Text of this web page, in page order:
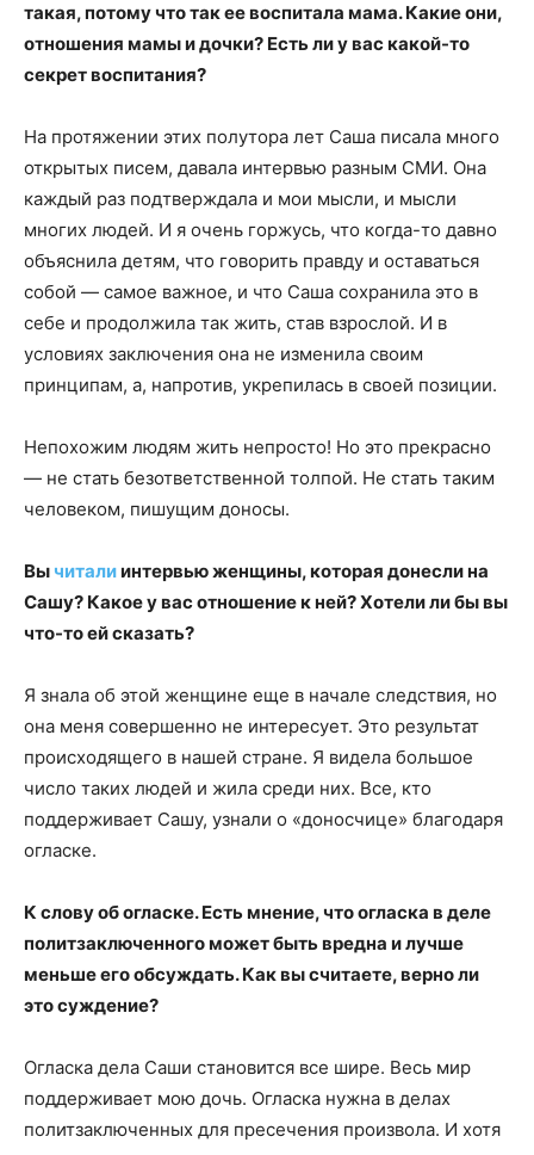
такая, потому что так ее воспитала мама. Какие они,
отношения мамы и дочки? Есть ли у вас какой-то
секрет воспитания?
На протяжении этих полутора лет Саша писала много
открытых писем, давала интервью разным СМИ. Она
каждый раз подтверждала и мои мысли, и мысли
многих людей. И я очень горжусь, что когда-то давно
объяснила детям, что говорить правду и оставаться
собой — самое важное, и что Саша сохранила это в
себе и продолжила так жить, став взрослой. И в
условиях заключения она не изменила своим
принципам, а, напротив, укрепилась в своей позиции.
Непохожим людям жить непросто! Но это прекрасно
— не стать безответственной толпой. Не стать таким
человеком, пишущим доносы.
Вы читалиинтервью женщины, которая донесли на
Сашу? Какое у вас отношение к ней? Хотели ли бы вы
что-то ей сказать?
Я знала об этой женщине еще в начале следствия, но
она меня совершенно не интересует. Это результат
происходящего в нашей стране. Я видела большое
число таких людей и жила среди них. Все, кто
поддерживает Сашу, узнали о «доносчице» благодаря
огласке.
К слову об огласке. Есть мнение, что огласка в деле
политзаключенного может быть вредна и лучше
меньше его обсуждать. Как вы считаете, верно ли
это суждение?
Огласка дела Саши становится все шире. Весь мир
поддерживает мою дочь. Огласка нужна в делах
политзаключенных для пресечения произвола. И хотя